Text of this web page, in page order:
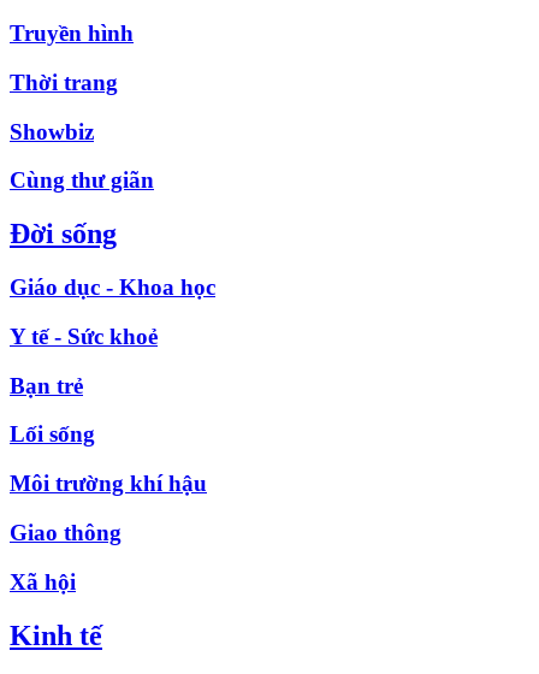
Truyền hình
Thời trang
Showbiz
Cùng thư giãn
Đời sống
Giáo dục - Khoa học
Y tế - Sức khoẻ
Bạn trẻ
Lối sống
Môi trường khí hậu
Giao thông
Xã hội
Kinh tế